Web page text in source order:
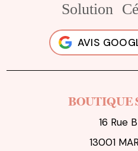
AVIS
BOUTIQUE
16 Rue
13001